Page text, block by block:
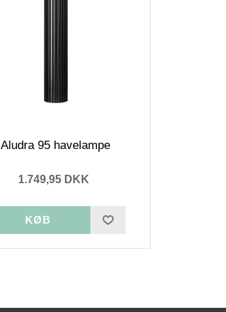
Aludra 95 havelampe
1.749,95 DKK